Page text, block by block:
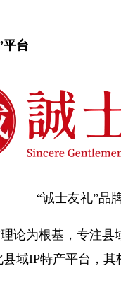
平台
“诚士友礼”品
论为根基，专注
域IP特产平台，